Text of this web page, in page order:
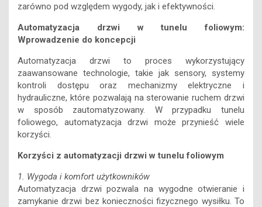
zarówno pod względem wygody, jak i efektywności.
Automatyzacja drzwi w tunelu foliowym:
Wprowadzenie do koncepcji
Automatyzacja drzwi to proces wykorzystujący
zaawansowane technologie, takie jak sensory, systemy
kontroli dostępu oraz mechanizmy elektryczne i
hydrauliczne, które pozwalają na sterowanie ruchem drzwi
w sposób zautomatyzowany. W przypadku tunelu
foliowego, automatyzacja drzwi może przynieść wiele
korzyści.
Korzyści z automatyzacji drzwi w tunelu foliowym
1. Wygoda i komfort użytkowników
Automatyzacja drzwi pozwala na wygodne otwieranie i
zamykanie drzwi bez konieczności fizycznego wysiłku. To